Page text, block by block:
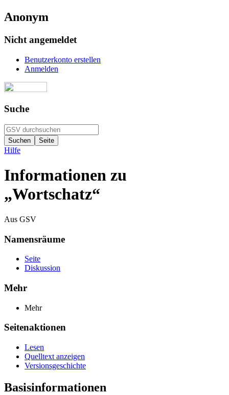
Anonym
Nicht angemeldet
Benutzerkonto erstellen
Anmelden
Suche
Hilfe
Informationen zu
„Wortschatz“
Aus GSV
Namensräume
Seite
Diskussion
Mehr
Mehr
Seitenaktionen
Lesen
Quelltext anzeigen
Versionsgeschichte
Basisinformationen